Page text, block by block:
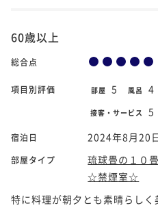
60歳以上
総合点
項目別評価 部屋 5 風呂 4
接客・サービス 5
宿泊日 2024年8月20
部屋タイプ
琉球畳の１０
☆禁煙室☆
特に料理が朝夕とも素晴らし